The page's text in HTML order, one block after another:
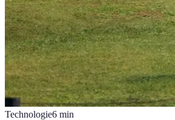
Technologie6 min